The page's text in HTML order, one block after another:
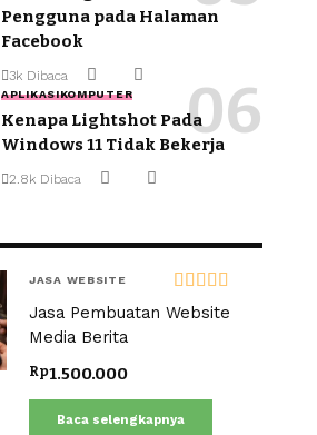
Pengguna pada Halaman
Facebook
3k Dibaca
APLIKASIKOMPUTER
Kenapa Lightshot Pada
Windows 11 Tidak Bekerja
2.8k Dibaca
JASA WEBSITE
Dinilai5.00
dari 5
Jasa Pembuatan Website
Media Berita
Rp1.500.000
Baca selengkapnya